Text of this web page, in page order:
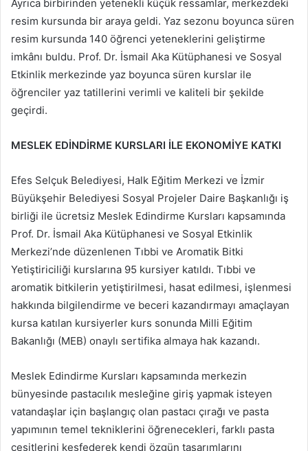
Ayrıca birbirinden yetenekli küçük ressamlar, merkezdeki
resim kursunda bir araya geldi. Yaz sezonu boyunca süren
resim kursunda 140 öğrenci yeteneklerini geliştirme
imkânı buldu. Prof. Dr. İsmail Aka Kütüphanesi ve Sosyal
Etkinlik merkezinde yaz boyunca süren kurslar ile
öğrenciler yaz tatillerini verimli ve kaliteli bir şekilde
geçirdi.
MESLEK EDİNDİRME KURSLARI İLE EKONOMİYE KATKI
Efes Selçuk Belediyesi, Halk Eğitim Merkezi ve İzmir
Büyükşehir Belediyesi Sosyal Projeler Daire Başkanlığı iş
birliği ile ücretsiz Meslek Edindirme Kursları kapsamında
Prof. Dr. İsmail Aka Kütüphanesi ve Sosyal Etkinlik
Merkezi’nde düzenlenen Tıbbi ve Aromatik Bitki
Yetiştiriciliği kurslarına 95 kursiyer katıldı. Tıbbi ve
aromatik bitkilerin yetiştirilmesi, hasat edilmesi, işlenmesi
hakkında bilgilendirme ve beceri kazandırmayı amaçlayan
kursa katılan kursiyerler kurs sonunda Milli Eğitim
Bakanlığı (MEB) onaylı sertifika almaya hak kazandı.
Meslek Edindirme Kursları kapsamında merkezin
bünyesinde pastacılık mesleğine giriş yapmak isteyen
vatandaşlar için başlangıç olan pastacı çırağı ve pasta
yapımının temel tekniklerini öğrenecekleri, farklı pasta
çeşitlerini keşfederek kendi özgün tasarımlarını